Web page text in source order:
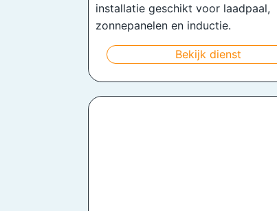
installatie geschikt voor laadpaal,
zonnepanelen en inductie.
Bekijk dienst